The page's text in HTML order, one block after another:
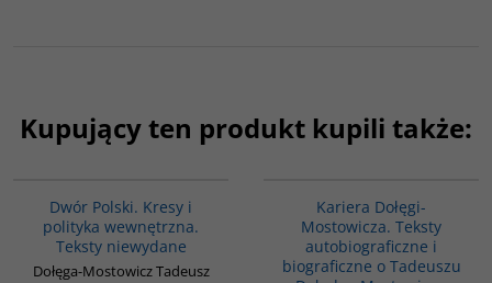
Kupujący ten produkt kupili także:
Dwór Polski. Kresy i
polityka wewnętrzna.
Teksty niewydane
Dołęga-Mostowicz Tadeusz
Kariera Dołęgi-
Mostowicza. Teksty
autobiograficzne i
biograficzne o Tadeuszu